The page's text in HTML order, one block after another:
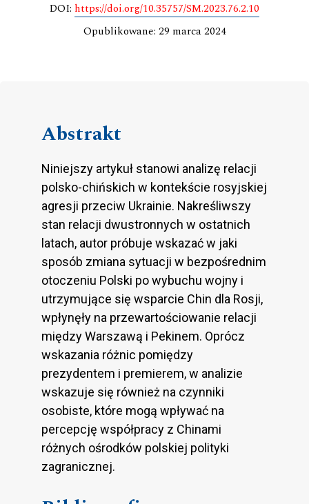
DOI: https://doi.org/10.35757/SM.2023.76.2.10
Opublikowane: 29 marca 2024
Abstrakt
Niniejszy artykuł stanowi analizę relacji
polsko-chińskich w kontekście rosyjskiej
agresji przeciw Ukrainie. Nakreśliwszy
stan relacji dwustronnych w ostatnich
latach, autor próbuje wskazać w jaki
sposób zmiana sytuacji w bezpośrednim
otoczeniu Polski po wybuchu wojny i
utrzymujące się wsparcie Chin dla Rosji,
wpłynęły na przewartościowanie relacji
między Warszawą i Pekinem. Oprócz
wskazania różnic pomiędzy
prezydentem i premierem, w analizie
wskazuje się również na czynniki
osobiste, które mogą wpływać na
percepcję współpracy z Chinami
różnych ośrodków polskiej polityki
zagranicznej.